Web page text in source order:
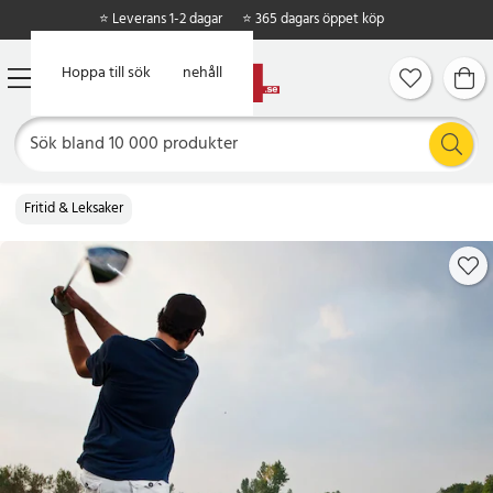
Hoppa till huvudinnehåll
Hoppa till sök
⭐ Leverans 1-2 dagar ⭐ 365 dagars öppet köp
Fritid & Leksaker